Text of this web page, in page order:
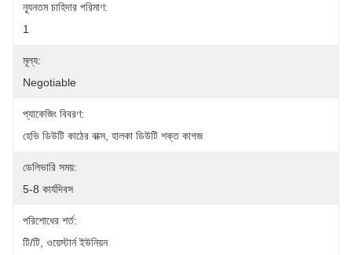
ন্যূনতম চাহিদার পরিমাণ:
1
মূল্য:
Negotiable
প্যাকেজিং বিবরণ:
হেভি ডিউটি ​​কাঠের বাক্স, হালকা ডিউটি ​​শক্ত কাগজ
ডেলিভারি সময়:
5-8 কার্যদিবস
পরিশোধের শর্ত:
টি/টি, ওয়েস্টার্ন ইউনিয়ন